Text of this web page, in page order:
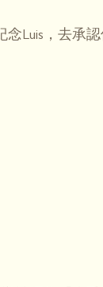
Luis，去承